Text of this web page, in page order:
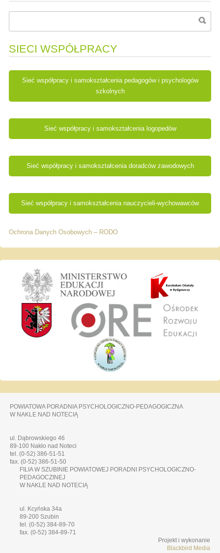
SIECI WSPÓŁPRACY
Sieć współpracy i samokształcenia pedagogów i psychologów
szkolnych
Sieć współpracy i samokształcenia logopedów
Sieć współpracy i samokształcenia doradców zawodowych
Sieć współpracy i samokształcenia nauczycieli-wychowawców
Ochrona Danych Osobowych – RODO
POWIATOWA PORADNIA PSYCHOLOGICZNO-PEDAGOGICZNA
W NAKLE NAD NOTECIĄ
ul. Dąbrowskiego 46
89-100 Nakło nad Noteci
tel. (0-52) 386-51-51
fax. (0-52) 386-51-50
FILIA W SZUBINIE POWIATOWEJ PORADNI PSYCHOLOGICZNO-
PEDAGOCZINEJ
W NAKLE NAD NOTECIĄ
ul. Kcyńska 34a
89-200 Szubin
tel. (0-52) 384-89-70
fax. (0-52) 384-89-71
Projekt i wykonanie
Blackbird Media